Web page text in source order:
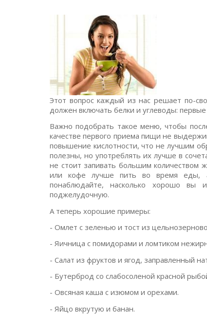
Этот вопрос каждый из нас решает по-
должен включать белки и углеводы:
Важно подобрать такое меню, чтобы
качестве первого приема пищи не
повышение кислотности, что не лучшим
полезны, но употреблять их лучше в
не стоит запивать большим количеством
или кофе лучше пить во время еды,
понаблюдайте, насколько хорошо вы
поджелудочную.
А теперь хорошие примеры:
- Омлет с зеленью и тост из
- Яичница с помидорами и ломтиком
- Салат из фруктов и ягод, заправленный
- Бутерброд со слабосоленой красной
- Овсяная каша с изюмом и орехами.
- Яйцо вкрутую и банан.